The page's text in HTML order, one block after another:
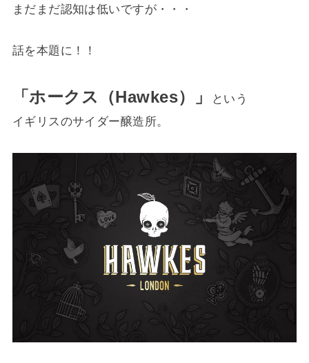
まだまだ認知は低いですが・・・
話を本題に！！
「ホークス（Hawkes）」
という
イギリスのサイダー醸造所。